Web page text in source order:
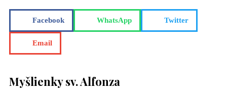
Facebook WhatsApp Twitter
Email
Myšlienky sv. Alfonza